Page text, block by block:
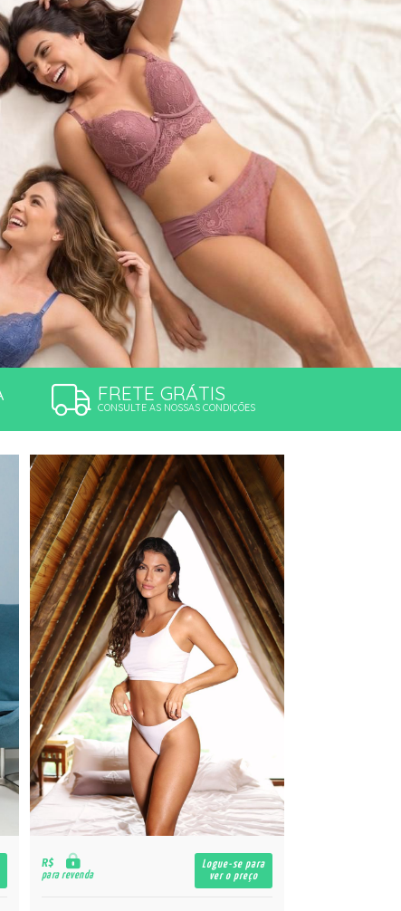
FRETE GRÁTIS
CONSULTE AS NOSSAS CONDIÇÕES
R$
para revenda
Logue-se para
ver o preço